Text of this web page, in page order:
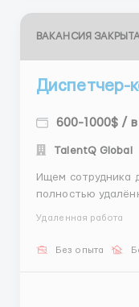
ВАКАНСИЯ
Диспетчер-
600-1000$ /
TalentQ Global
Ищем сотрудника
полностью удалённая,
Компьютер или
Удаленная работа
Без опыта